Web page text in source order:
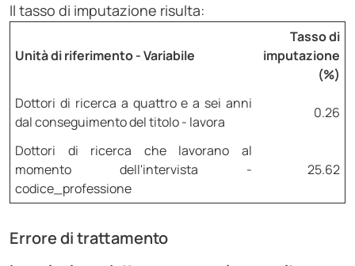
Il tasso di imputazione risulta:
Unità di riferimento - Variabile
Tasso di
imputazione
(%)
Dottori di ricerca a quattro e a sei anni
dal conseguimento del titolo - lavora
0.26
Dottori di ricerca che lavorano al
momento dell'intervista -
codice_professione
25.62
Errore di trattamento